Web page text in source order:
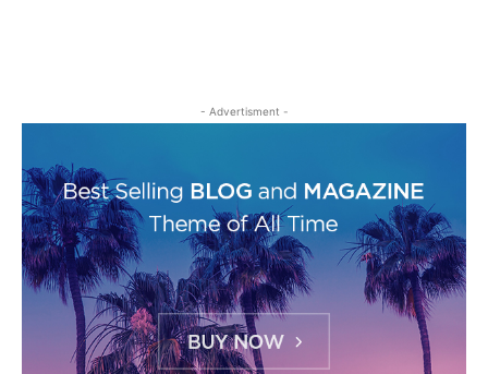
- Advertisment -